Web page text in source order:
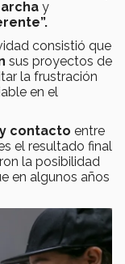
y
consistió que
sus proyectos de
la frustración
en el
contacto entre
el resultado final
la posibilidad
en algunos años